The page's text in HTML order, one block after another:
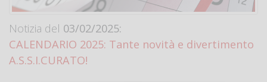
Notizia del 03/02/2025:
CALENDARIO 2025: Tante novità e divertimento
A.S.S.I.CURATO!